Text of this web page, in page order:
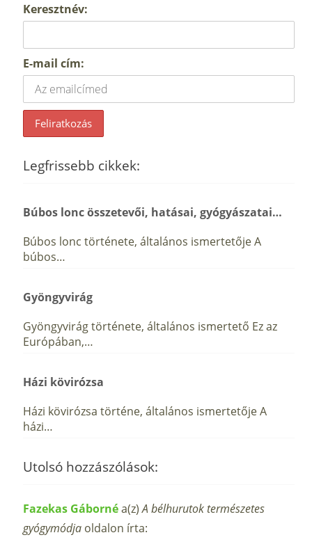
Keresztnév:
E-mail cím:
Legfrissebb cikkek:
Búbos lonc összetevői, hatásai, gyógyászatai…
Búbos lonc története, általános ismertetője A
búbos…
Gyöngyvirág
Gyöngyvirág története, általános ismertető Ez az
Európában,…
Házi kövirózsa
Házi kövirózsa történe, általános ismertetője A
házi…
Utolsó hozzászólások:
Fazekas Gábornéa(z)A bélhurutok természetes
gyógymódja oldalon írta: